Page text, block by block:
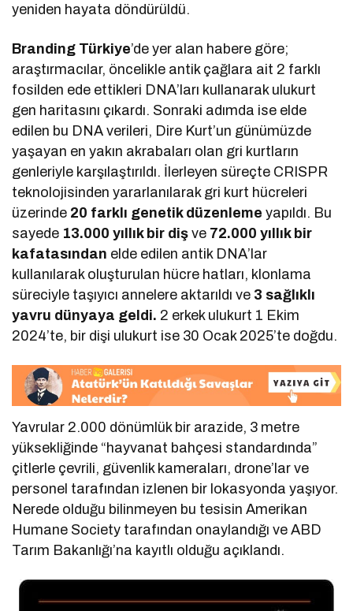
yeniden hayata döndürüldü.
Branding Türkiye’de yer alan habere göre;
araştırmacılar, öncelikle antik çağlara ait 2 farklı
fosilden ede ettikleri DNA’ları kullanarak ulukurt
gen haritasını çıkardı. Sonraki adımda ise elde
edilen bu DNA verileri, Dire Kurt’un günümüzde
yaşayan en yakın akrabaları olan gri kurtların
genleriyle karşılaştırıldı. İlerleyen süreçte CRISPR
teknolojisinden yararlanılarak gri kurt hücreleri
üzerinde 20 farklı genetik düzenlemeyapıldı. Bu
sayede 13.000 yıllık bir diş ve 72.000 yıllık bir
kafatasından elde edilen antik DNA’lar
kullanılarak oluşturulan hücre hatları, klonlama
süreciyle taşıyıcı annelere aktarıldı ve 3 sağlıklı
yavru dünyaya geldi. 2 erkek ulukurt 1 Ekim
2024’te, bir dişi ulukurt ise 30 Ocak 2025’te doğdu.
Yavrular 2.000 dönümlük bir arazide, 3 metre
yüksekliğinde “hayvanat bahçesi standardında”
çitlerle çevrili, güvenlik kameraları, drone’lar ve
personel tarafından izlenen bir lokasyonda yaşıyor.
Nerede olduğu bilinmeyen bu tesisin Amerikan
Humane Society tarafından onaylandığı ve ABD
Tarım Bakanlığı’na kayıtlı olduğu açıklandı.